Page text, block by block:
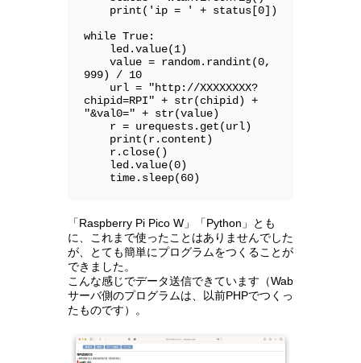
while True:
999) / 10
chipid=RPI" + str(chipid) +
"&val0=" + str(value)
    time.sleep(60)
「Raspberry Pi Pico W」「Python」とも
に、これまで使ったことはありませんでした
が、とても簡単にプログラムをつくることが
できました。
こんな感じでデータ送信できています（Wab
サーバ側のプログラムは、以前PHPでつくっ
たものです）。